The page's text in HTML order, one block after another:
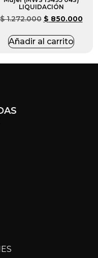
LIQUIDACIÓN
$1.272.000 $ 850.000
Añadir al carrito